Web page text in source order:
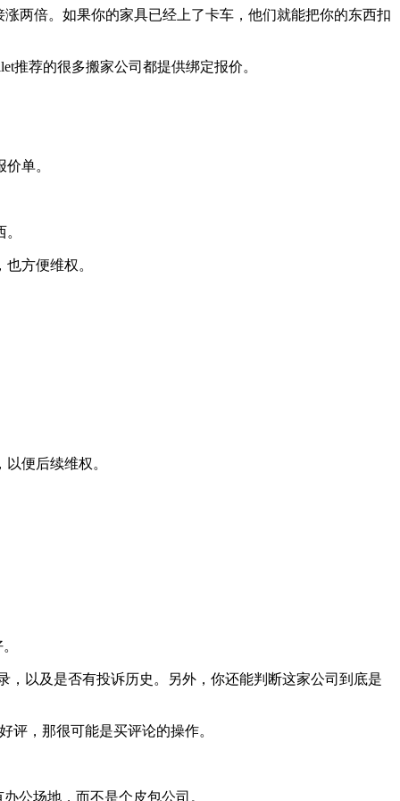
两倍。如果你的家具已经上了卡车，他们就能把你的东西扣
推荐的很多搬家公司都提供绑定报价。
单。
方便维权。
便后续维权。
以及是否有投诉历史。另外，你还能判断这家公司到底是
评，那很可能是买评论的操作。
公场地，而不是个皮包公司。